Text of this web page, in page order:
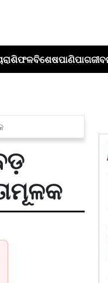
ରାଶିଫଳବିଶେଷପାଣିପାଗ